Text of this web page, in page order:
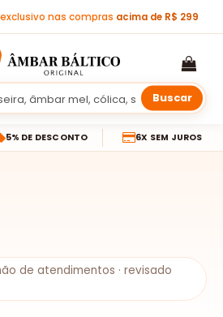
nas compras acima de R$ 299
Buscar
5% DE DESCONTO 6X SEM JUROS
de atendimentos · revisado